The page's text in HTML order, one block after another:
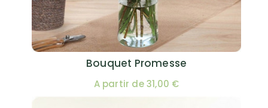
Bouquet Promesse
A partir de 31,00 €